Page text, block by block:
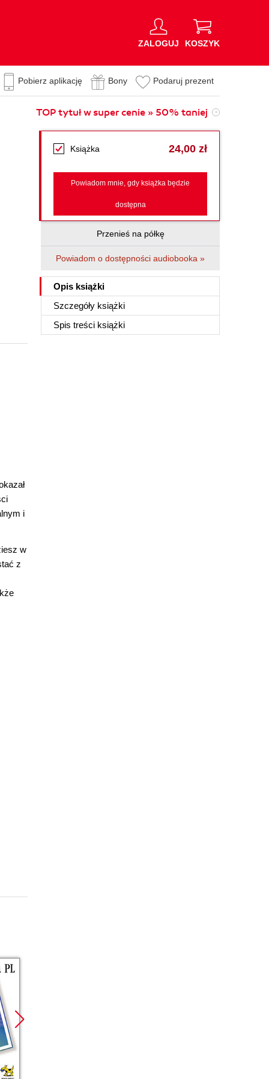
ZALOGUJ KOSZYK
Pobierz aplikację Bony Podaruj prezent
TOP tytuł w super cenie » 50% taniej
Książka 24,00 zł
Powiadom mnie, gdy książka będzie
dostępna
Przenieś na półkę
Powiadom o dostępności audiobooka »
Opis książki
Szczegóły książki
Spis treści książki
i
w
z